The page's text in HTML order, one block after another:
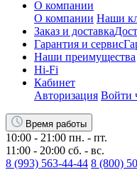
О компании
О компании Наши
Заказ и доставка
Гарантия и сервис
Наши преимущества
Hi-Fi
Кабинет
Авторизация Войти
Время работы
10:00 - 21:00 пн. - пт.
11:00 - 20:00 сб. - вс.
8 (993) 563-44-44 8 (800)